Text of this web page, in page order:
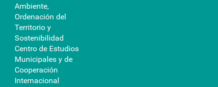
Ambiente,
Ordenación del
Territorio y
Sostenibilidad
Centro de Estudios
Municipales y de
Cooperación
Internacional